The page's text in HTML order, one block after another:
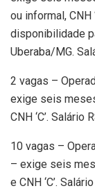
ou informal, CNH
disponibilidade
Uberaba/MG.
2 vagas –
exige seis
CNH ‘C’. Salário
10 vagas –
– exige seis
e CNH ‘C’.